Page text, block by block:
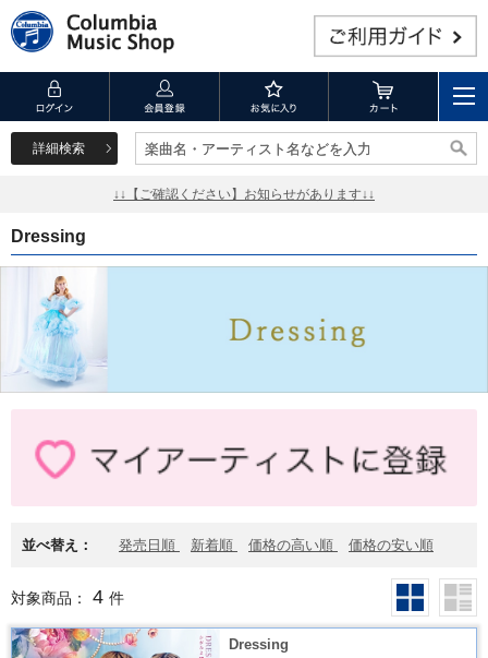
詳細検索 楽曲名・アーティスト名などを入力
楽曲名・アーティスト名などを入力
↓↓【ご確認ください】お知らせがあります↓↓
Dressing
並べ替え： 発売日順 新着順 価格の高い順 価格の安い順
対象商品： 4 件
Dressing